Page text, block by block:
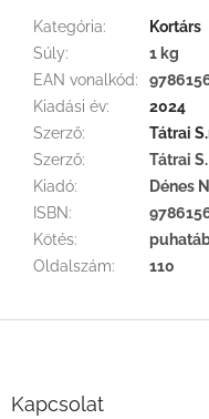
Kategória:
Kortárs
Súly:
1 kg
EAN vonalkód:
Kiadási év:
2024
Szerző:
Tátrai
Szerző:
Tátrai
Kiadó:
Dénes
ISBN:
Kötés:
Oldalszám: 110
Kapcsolat